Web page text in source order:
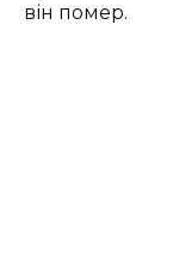
він помер.